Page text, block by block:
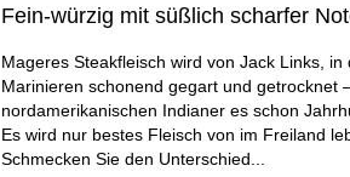
Fein-würzig mit süßlich scharfer
Mageres Steakfleisch wird von Jack Links,
Marinieren schonend gegart und getrocknet
nordamerikanischen Indianer es schon
Es wird nur bestes Fleisch von im Freiland
Schmecken Sie den Unterschied...